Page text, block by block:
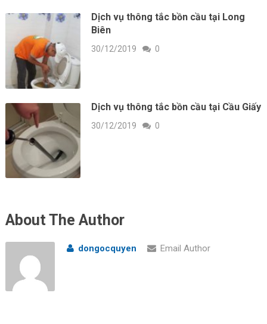
Dịch vụ thông tắc bồn cầu tại Long
Biên
30/12/2019 0
Dịch vụ thông tắc bồn cầu tại Cầu Giấy
30/12/2019 0
About The Author
dongocquyen Email Author